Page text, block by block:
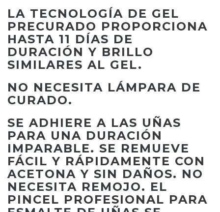
LA TECNOLOGÍA DE GEL
PRECURADO PROPORCIONA
HASTA 11 DÍAS DE
DURACIÓN Y BRILLO
SIMILARES AL GEL.
NO NECESITA LÁMPARA DE
CURADO.
SE ADHIERE A LAS UÑAS
PARA UNA DURACIÓN
IMPARABLE. SE REMUEVE
FÁCIL Y RÁPIDAMENTE CON
ACETONA Y SIN DAÑOS. NO
NECESITA REMOJO. EL
PINCEL PROFESIONAL PARA